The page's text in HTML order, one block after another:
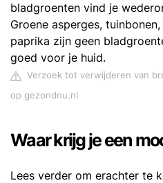
bladgroenten vind je
Groene asperges,
paprika zijn geen
goed voor je huid.
Verzoek tot verwijderen van
op gezondnu.nl
Waar krijg je een
Lees verder om erachter te